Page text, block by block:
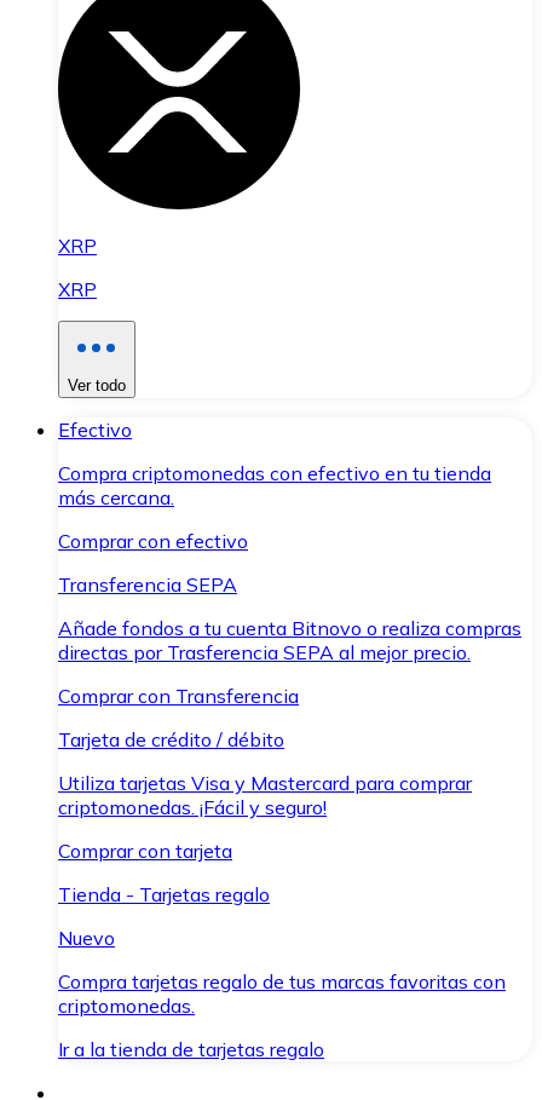
XRP
XRP
Ver todo
Efectivo
Compra criptomonedas con efectivo en tu tienda
más cercana.
Comprar con efectivo
Transferencia SEPA
Añade fondos a tu cuenta Bitnovo o realiza compras
directas por Trasferencia SEPA al mejor precio.
Comprar con Transferencia
Tarjeta de crédito / débito
Utiliza tarjetas Visa y Mastercard para comprar
criptomonedas. ¡Fácil y seguro!
Comprar con tarjeta
Tienda - Tarjetas regalo
Nuevo
Compra tarjetas regalo de tus marcas favoritas con
criptomonedas.
Ir a la tienda de tarjetas regalo